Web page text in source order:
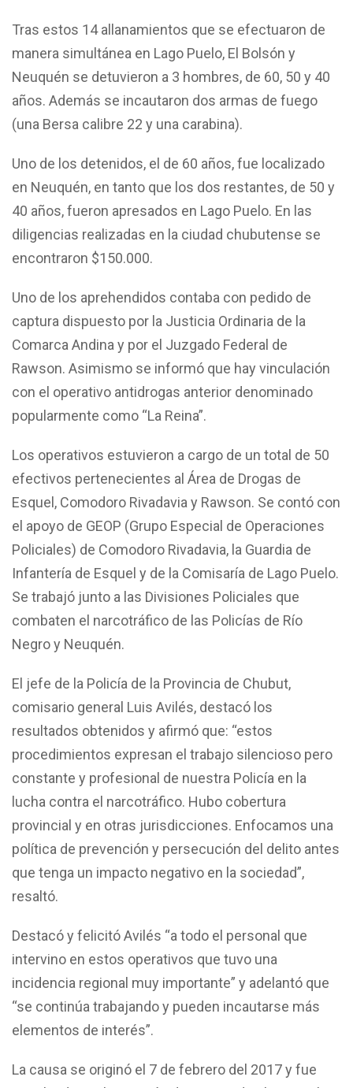
Tras estos 14 allanamientos que se efectuaron de
manera simultánea en Lago Puelo, El Bolsón y
Neuquén se detuvieron a 3 hombres, de 60, 50 y 40
años. Además se incautaron dos armas de fuego
(una Bersa calibre 22 y una carabina).
Uno de los detenidos, el de 60 años, fue localizado
en Neuquén, en tanto que los dos restantes, de 50 y
40 años, fueron apresados en Lago Puelo. En las
diligencias realizadas en la ciudad chubutense se
encontraron $150.000.
Uno de los aprehendidos contaba con pedido de
captura dispuesto por la Justicia Ordinaria de la
Comarca Andina y por el Juzgado Federal de
Rawson. Asimismo se informó que hay vinculación
con el operativo antidrogas anterior denominado
popularmente como “La Reina”.
Los operativos estuvieron a cargo de un total de 50
efectivos pertenecientes al Área de Drogas de
Esquel, Comodoro Rivadavia y Rawson. Se contó con
el apoyo de GEOP (Grupo Especial de Operaciones
Policiales) de Comodoro Rivadavia, la Guardia de
Infantería de Esquel y de la Comisaría de Lago Puelo.
Se trabajó junto a las Divisiones Policiales que
combaten el narcotráfico de las Policías de Río
Negro y Neuquén.
El jefe de la Policía de la Provincia de Chubut,
comisario general Luis Avilés, destacó los
resultados obtenidos y afirmó que: “estos
procedimientos expresan el trabajo silencioso pero
constante y profesional de nuestra Policía en la
lucha contra el narcotráfico. Hubo cobertura
provincial y en otras jurisdicciones. Enfocamos una
política de prevención y persecución del delito antes
que tenga un impacto negativo en la sociedad”,
resaltó.
Destacó y felicitó Avilés “a todo el personal que
intervino en estos operativos que tuvo una
incidencia regional muy importante” y adelantó que
“se continúa trabajando y pueden incautarse más
elementos de interés”.
La causa se originó el 7 de febrero del 2017 y fue